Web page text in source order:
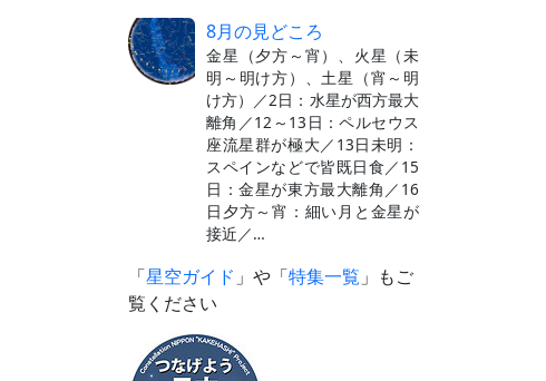
8月の見どころ
金星（夕方～宵）、火星（未
明～明け方）、土星（宵～明
け方）／2日：水星が西方最大
離角／12～13日：ペルセウス
座流星群が極大／13日未明：
スペインなどで皆既日食／15
日：金星が東方最大離角／16
日夕方～宵：細い月と金星が
接近／…
「星空ガイド 」や「特集一覧 」もご
覧ください